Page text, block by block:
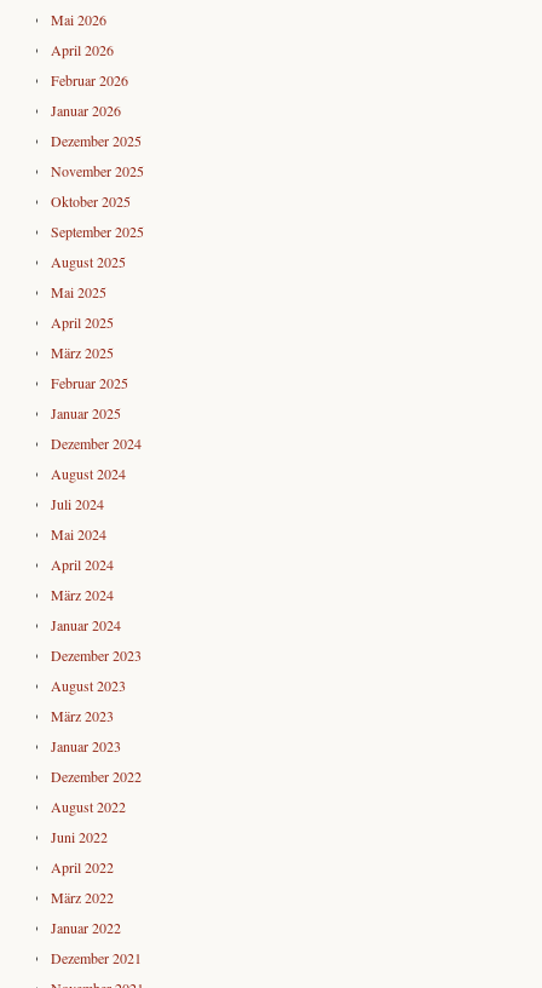
Mai 2026
April 2026
Februar 2026
Januar 2026
Dezember 2025
November 2025
Oktober 2025
September 2025
August 2025
Mai 2025
April 2025
März 2025
Februar 2025
Januar 2025
Dezember 2024
August 2024
Juli 2024
Mai 2024
April 2024
März 2024
Januar 2024
Dezember 2023
August 2023
März 2023
Januar 2023
Dezember 2022
August 2022
Juni 2022
April 2022
März 2022
Januar 2022
Dezember 2021